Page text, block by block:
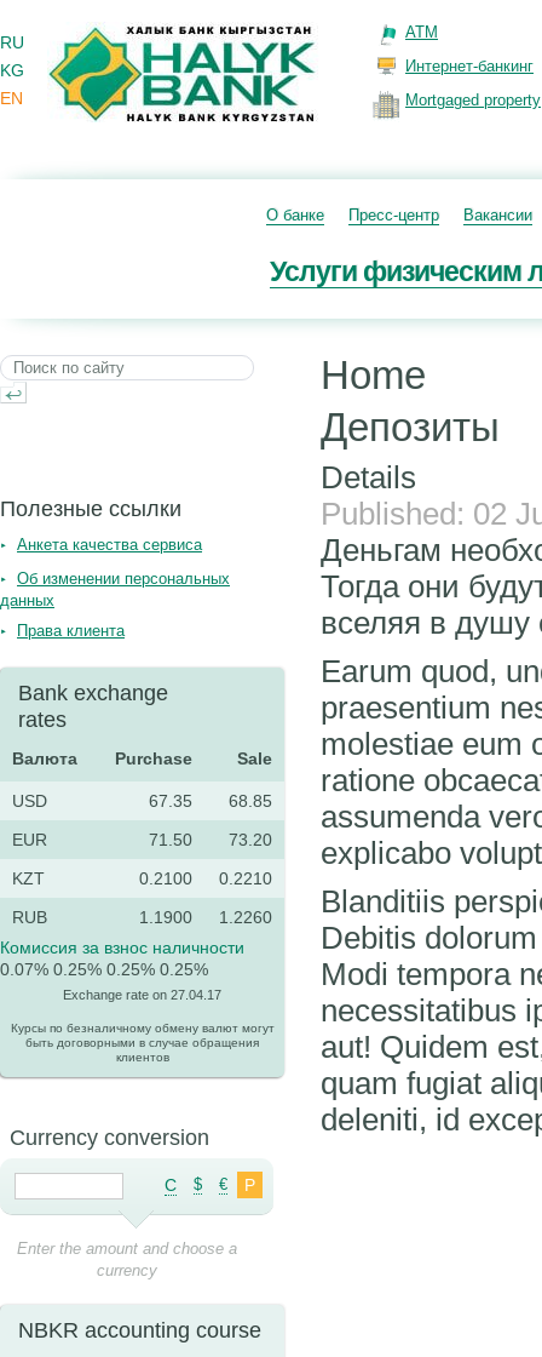
RU
KG
EN
ATM
Интернет-банкинг
Mortgaged property
О банке Пресс-центр Вакансии
Услуги физическим
Home
Депозиты
Details
Published: 02
Деньгам
Тогда они
вселяя в душу
Earum quod,
praesentium
molestiae eum
ratione
assumenda
explicabo
Blanditiis
Debitis
Modi tempora
necessitatibus
aut! Quidem
quam fugiat
deleniti, id
Полезные ссылки
Анкета качества сервиса
Об изменении персональных
данных
Права клиента
Bank exchange
rates
Валюта Purchase Sale
USD 67.35
68.85
EUR
71.50
73.20
KZT
0.2100
0.2210
RUB
1.1900
1.2260
Комиссия за взнос наличности
0.07% 0.25% 0.25% 0.25%
Exchange rate on 27.04.17
Курсы по безналичному обмену валют могут
быть договорными в случае обращения
клиентов
Currency conversion
C $ € Р
Enter the amount and choose a
currency
NBKR accounting course